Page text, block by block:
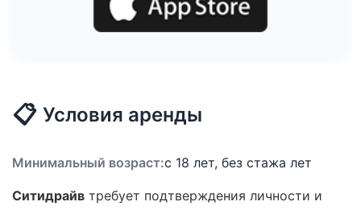
📋 Условия аренды
Минимальный возраст:с 18 лет, без стажа лет
Ситидрайв требует подтверждения личности и